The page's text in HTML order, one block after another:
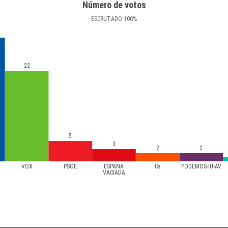
Número de votos
ESCRUTADO 100%
VOX PSOE
ESPAÑA
VACIADA
Cs PODEMOS-IU-AV
22
5
3
2 2